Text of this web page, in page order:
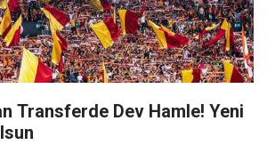
Transferde Dev Hamle! Yeni